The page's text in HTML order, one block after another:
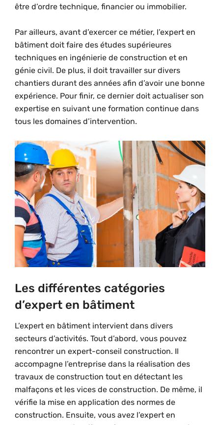
être d’ordre technique, financier ou immobilier.
Par ailleurs, avant d’exercer ce métier, l’expert en
bâtiment doit faire des études supérieures
techniques en ingénierie de construction et en
génie civil. De plus, il doit travailler sur divers
chantiers durant des années afin d’avoir une bonne
expérience. Pour finir, ce dernier doit actualiser son
expertise en suivant une formation continue dans
tous les domaines d’intervention.
Les différentes catégories
d’expert en bâtiment
L’expert en bâtiment intervient dans divers
secteurs d’activités. Tout d’abord, vous pouvez
rencontrer un expert-conseil construction. Il
accompagne l’entreprise dans la réalisation des
travaux de construction tout en détectant les
malfaçons et les vices de construction. De même, il
vérifie la mise en application des normes de
construction. Ensuite, vous avez l’expert en